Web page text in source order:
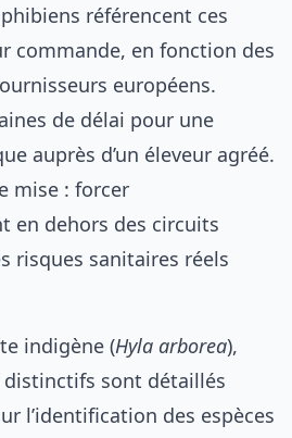
référencent ces
commande, en fonction des
européens.
de délai pour une
auprès d’un éleveur agréé.
mise : forcer
en dehors des circuits
risques sanitaires réels
indigène (Hyla arborea),
sont détaillés
l’identification des espèces